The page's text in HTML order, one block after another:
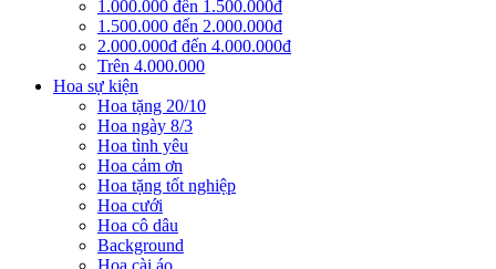
1.000.000 đến 1.500.000đ
1.500.000 đến 2.000.000đ
2.000.000đ đến 4.000.000đ
Trên 4.000.000
Hoa sự kiện
Hoa tặng 20/10
Hoa ngày 8/3
Hoa tình yêu
Hoa cảm ơn
Hoa tặng tốt nghiệp
Hoa cưới
Hoa cô dâu
Background
Hoa cài áo